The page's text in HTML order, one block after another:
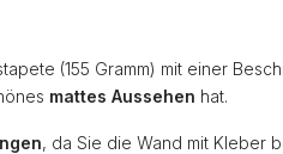
(155 Gramm) mit einer
mattes Aussehen hat.
, da Sie die Wand mit Kleber